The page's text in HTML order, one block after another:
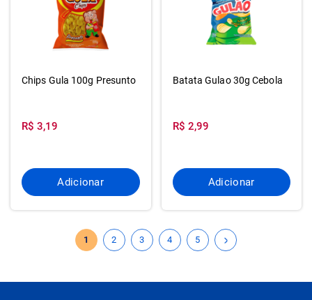
Chips Gula 100g Presunto
R$ 3,19
Adicionar
Batata Gulao 30g Cebola
R$ 2,99
Adicionar
1 2 3 4 5